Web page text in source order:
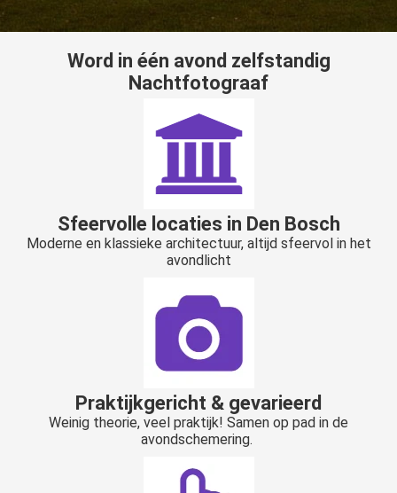
Word in één avond zelfstandig
Nachtfotograaf
Sfeervolle locaties in Den Bosch
Moderne en klassieke architectuur, altijd sfeervol in het
avondlicht
Praktijkgericht & gevarieerd
Weinig theorie, veel praktijk! Samen op pad in de
avondschemering.